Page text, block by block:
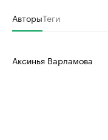
АвторыТеги
Аксинья Варламова